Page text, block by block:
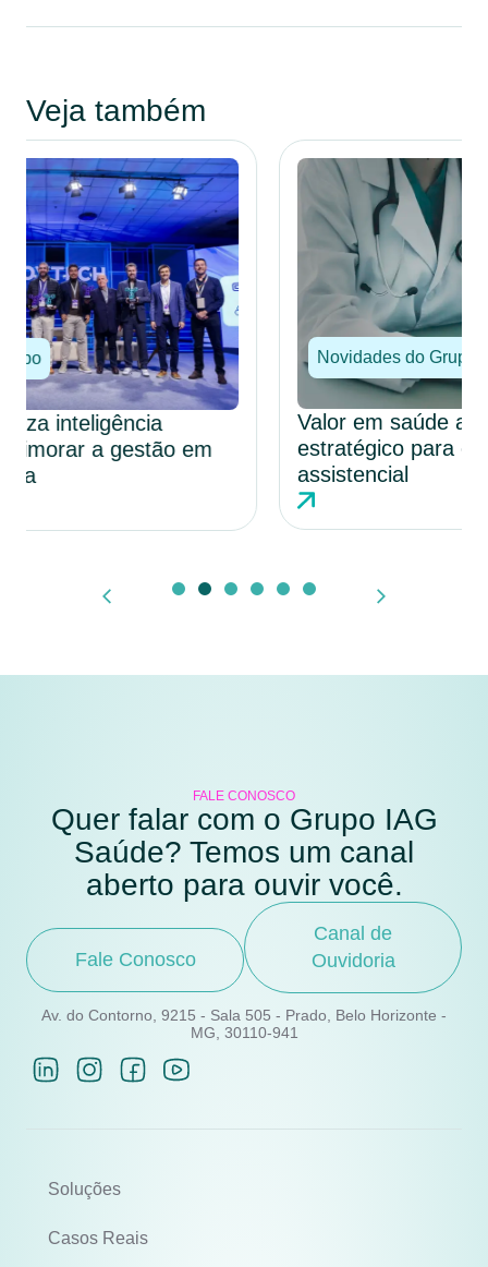
Veja também
Novidades do Grupo
Valor em saúde avança como modelo
estratégico para eficiência e qualidade
FALE CONOSCO
Quer falar com o Grupo IAG
Saúde? Temos um canal
aberto para ouvir você.
Fale Conosco
Canal de
Ouvidoria
Av. do Contorno, 9215 - Sala 505 - Prado, Belo Horizonte -
MG, 30110-941
Soluções
Casos Reais